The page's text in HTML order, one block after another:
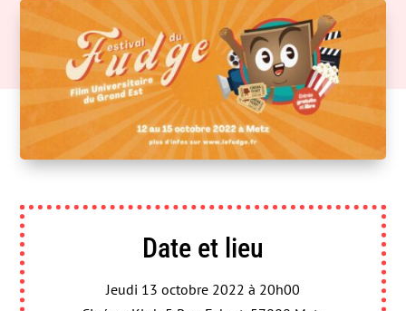
Date et lieu
Jeudi 13 octobre 2022 à 20h00